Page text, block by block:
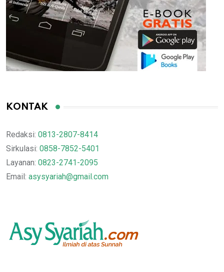
KONTAK
Redaksi: 0813-2807-8414
Sirkulasi: 0858-7852-5401
Layanan: 0823-2741-2095
Email: asysyariah@gmail.com